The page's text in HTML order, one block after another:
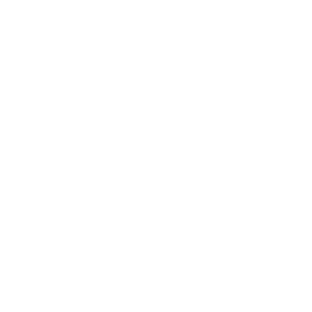
Medien anbieten zu
unserer
diese Informationen
Nutzung der
wie zum
Diese Cookies
ändern, wie die
der Sie sich befinden.